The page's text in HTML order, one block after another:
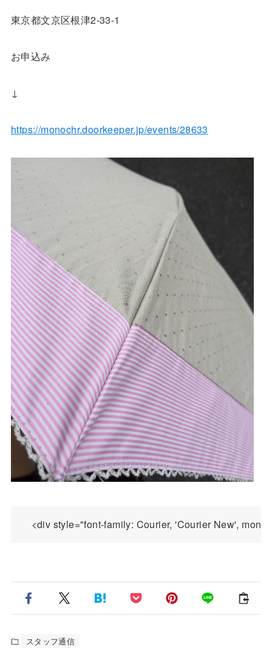
東京都文京区根津2-33-1
お申込み
↓
https://monochr.doorkeeper.jp/events/28633
スタッフ通信